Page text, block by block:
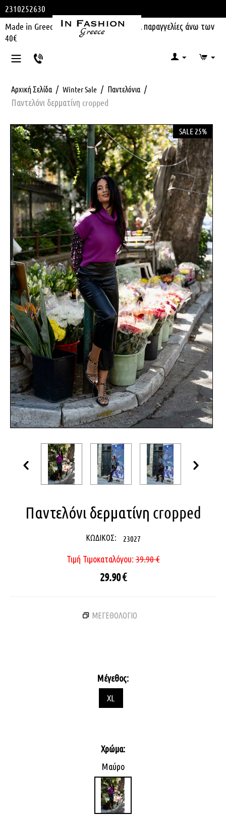
2310252630
Made in Greece | Δωρεάν μεταφορικά για παραγγελίες άνω των
40€
Αρχική Σελίδα / Winter Sale / Παντελόνια /
Παντελόνι δερματίνη cropped
SALE 25%
Παντελόνι δερματίνη cropped
ΚΩΔΙΚΟΣ: 23027
Τιμή Τιμοκαταλόγου: 39.90€
29.90€
ΜΕΓΕΘΟΛΟΓΙΟ
Μέγεθος:
XL
Χρώμα:
Μαύρο